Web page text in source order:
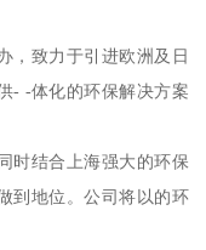
，致力于引进欧洲及日
- -体化的环保解决方案
时结合上海强大的环保
到地位。公司将以的环